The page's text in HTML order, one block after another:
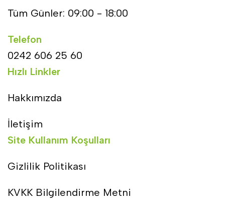
Tüm Günler: 09:00 - 18:00
Telefon
0242 606 25 60
Hızlı Linkler
Hakkımızda
İletişim
Site Kullanım Koşulları
Gizlilik Politikası
KVKK Bilgilendirme Metni